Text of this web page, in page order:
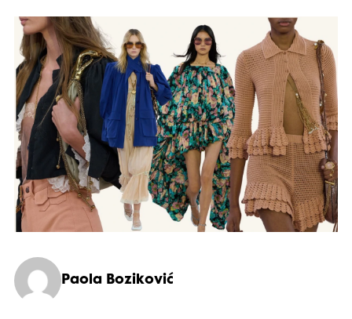
Paola Boziković